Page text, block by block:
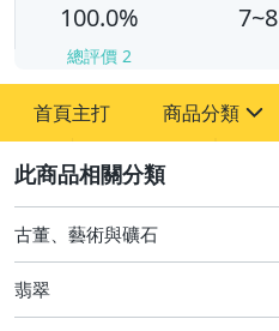
100.0%
總評價 2
7~8
首頁主打 商品分類
其它
[全店] 周年慶
[全店] 粉絲專享
古董、藝術與礦石
翡翠